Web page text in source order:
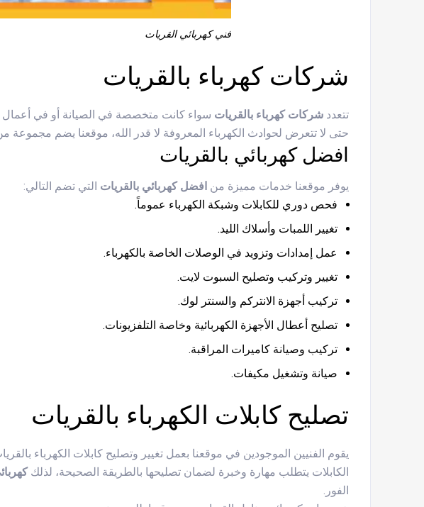
فني كهربائي القريات
شركات كهرباء بالقريات
تتعدد شركات كهرباء بالقريات سواء كانت متخصصة في الصيانة أو في أعمال
حتى لا تتعرض لحوادث الكهرباء المعروفة لا قدر الله، موقعنا يضم مجموعة
افضل كهربائي بالقريات
يوفر موقعنا خدمات مميزة من افضل كهربائي بالقريات التي تضم التالي:
فحص دوري للكابلات وشبكة الكهرباء عموماً.
تغيير اللمبات وأسلاك الليد.
عمل إمدادات وتزويد في الوصلات الخاصة بالكهرباء.
تغيير وتركيب وتصليح السبوت لايت.
تركيب أجهزة الانتركم والسنتر لوك.
تصليح أعطال الأجهزة الكهربائية وخاصة التلفزيونات.
تركيب وصيانة كاميرات المراقبة.
صيانة وتشغيل مكيفات.
تصليح كابلات الكهرباء بالقريات
يقوم الفنيين الموجودين في موقعنا بعمل تغيير وتصليح كابلات الكهرباء
الكابلات يتطلب مهارة وخبرة لضمان تصليحها بالطريقة الصحيحة، لذلك
الفور.